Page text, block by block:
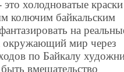
холодноватые краски
колючим байкальским
на
окружающий мир через
по Байкалу
вмешательство